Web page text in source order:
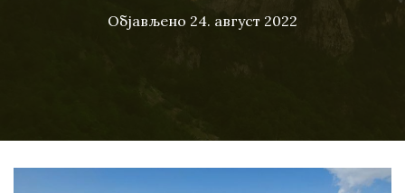
Објављено 24. август 2022